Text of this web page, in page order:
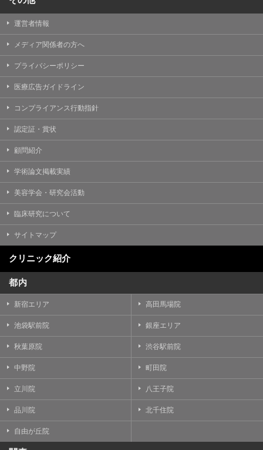
運営者情報
メディア関係者の方へ
プライバシーポリシー
医療広告ガイドライン
コンプライアンス行動指針
認定証・賞状
顧問紹介
学術論文掲載実績
美容学会・研究会活動
臨床研究について
サイトマップ
クリニック紹介
都内
新宿エリア 高田馬場院
池袋駅前院 銀座エリア
秋葉原院 渋谷駅前院
中野院 町田院
立川院 八王子院
品川院 北千住院
自由が丘院